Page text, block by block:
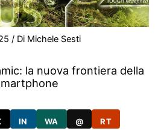
/ Di Michele Sesti
la nuova frontiera della
IN WA @ RT